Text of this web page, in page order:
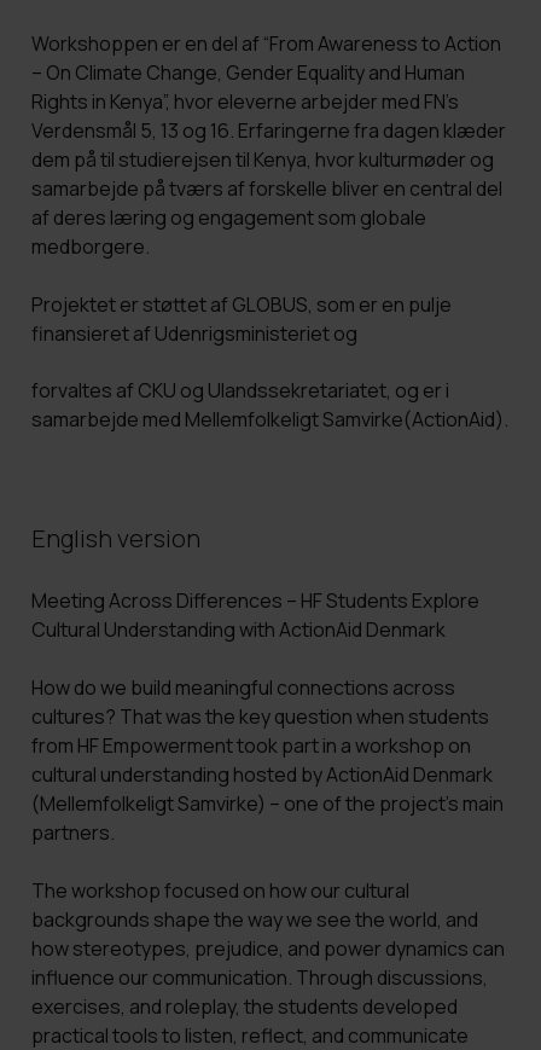
Workshoppen er en del af “From Awareness to Action
– On Climate Change, Gender Equality and Human
Rights in Kenya”, hvor eleverne arbejder med FN’s
Verdensmål 5, 13 og 16. Erfaringerne fra dagen klæder
dem på til studierejsen til Kenya, hvor kulturmøder og
samarbejde på tværs af forskelle bliver en central del
af deres læring og engagement som globale
medborgere.
Projektet er støttet af GLOBUS, som er en pulje
finansieret af Udenrigsministeriet og
forvaltes af CKU og Ulandssekretariatet, og er i
samarbejde med Mellemfolkeligt Samvirke(ActionAid).
English version
Meeting Across Differences – HF Students Explore
Cultural Understanding with ActionAid Denmark
How do we build meaningful connections across
cultures? That was the key question when students
from HF Empowerment took part in a workshop on
cultural understanding hosted by ActionAid Denmark
(Mellemfolkeligt Samvirke) – one of the project’s main
partners.
The workshop focused on how our cultural
backgrounds shape the way we see the world, and
how stereotypes, prejudice, and power dynamics can
influence our communication. Through discussions,
exercises, and roleplay, the students developed
practical tools to listen, reflect, and communicate